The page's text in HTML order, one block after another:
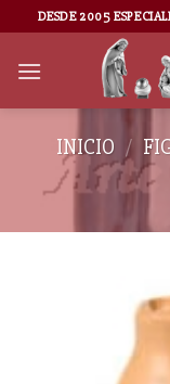
DESDE 2005
INICIO /